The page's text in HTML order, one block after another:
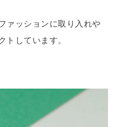
ァッションに取り入れや
トしています。